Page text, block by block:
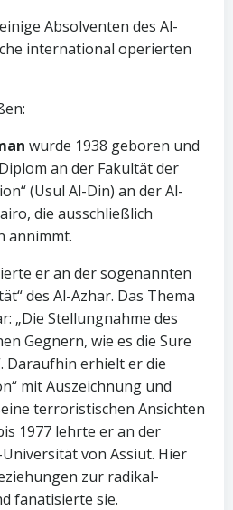
Absolventen des Al-
international operierten
wurde 1938 geboren und
an der Fakultät der
(Usul Al-Din) an der Al-
die ausschließlich
annimmt.
er an der sogenannten
des Al-Azhar. Das Thema
„Die Stellungnahme des
Gegnern, wie es die Sure
Daraufhin erhielt er die
mit Auszeichnung und
terroristischen Ansichten
1977 lehrte er an der
von Assiut. Hier
zur radikal-
fanatisierte sie.